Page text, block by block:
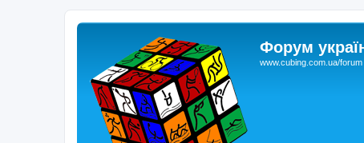
Форум
www.cubing.com.ua/forum